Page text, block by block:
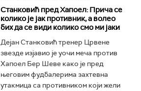
Станковић пред Хапоел: Прича се
колико је јак противник, а волео
бих да се види колико смо ми јаки
Дејан Станковић тренер Црвене
звезде изјавио је уочи меча против
Хапоел Бер Шеве како је пред
његовим фудбалерима захтевна
утакмица са противником који жели